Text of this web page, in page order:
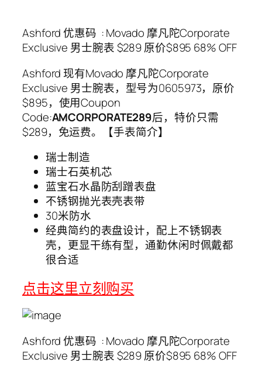
Ashford 优惠码 : Movado 摩凡陀Corporate
Exclusive 男士腕表 $289 原价$895 68% OFF
Ashford 现有Movado 摩凡陀Corporate
Exclusive 男士腕表，型号为0605973，原价
$895，使用Coupon
Code:AMCORPORATE289后，特价只需
$289，免运费。【手表简介】
瑞士制造
瑞士石英机芯
蓝宝石水晶防刮蹭表盘
不锈钢抛光表壳表带
30米防水
经典简约的表盘设计，配上不锈钢表
壳，更显干练有型，通勤休闲时佩戴都
很合适
点击这里立刻购买
Ashford 优惠码 : Movado 摩凡陀Corporate
Exclusive 男士腕表 $289 原价$895 68% OFF